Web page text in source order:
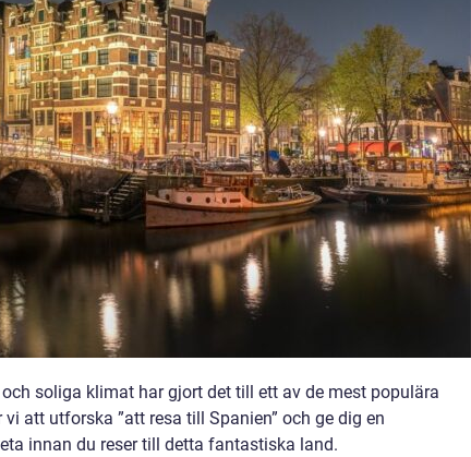
soliga klimat har gjort det till ett av de mest populära
att utforska ”att resa till Spanien” och ge dig en
innan du reser till detta fantastiska land.